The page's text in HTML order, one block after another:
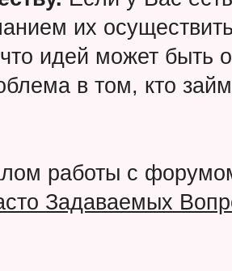
их
идей может быть
в том, кто
работы с
Задаваемых